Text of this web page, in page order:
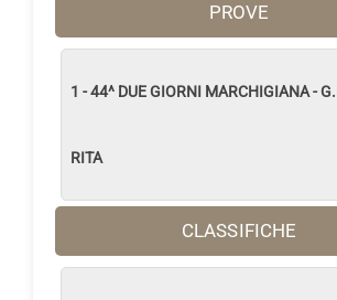
PROVE
1 - 44^ DUE GIORNI MARCHIGIANA -
RITA
CLASSIFICHE